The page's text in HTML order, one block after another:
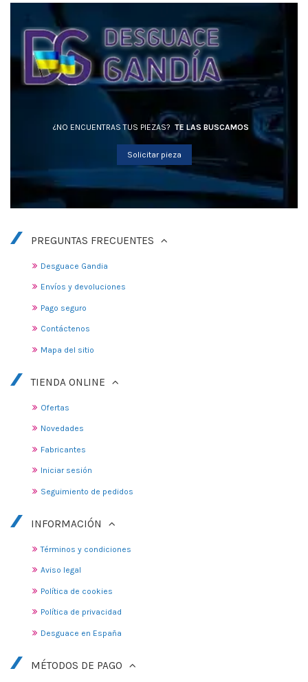
¿NO ENCUENTRAS TUS PIEZAS? TE LAS BUSCAMOS
Solicitar pieza
PREGUNTAS FRECUENTES
Desguace Gandia
Envíos y devoluciones
Pago seguro
Contáctenos
Mapa del sitio
TIENDA ONLINE
Ofertas
Novedades
Fabricantes
Iniciar sesión
Seguimiento de pedidos
INFORMACIÓN
Términos y condiciones
Aviso legal
Política de cookies
Política de privacidad
Desguace en España
MÉTODOS DE PAGO